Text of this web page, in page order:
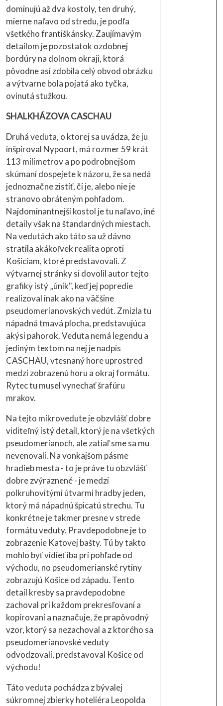
dominujú až dva kostoly, ten druhý,
mierne naľavo od stredu, je podľa
všetkého františkánsky. Zaujímavým
detailom je pozostatok ozdobnej
bordúry na dolnom okraji, ktorá
pôvodne asi zdobila celý obvod obrázku
a výtvarne bola pojatá ako tyčka,
ovinutá stužkou.
SHALKHÁZOVA CASCHAU
Druhá veduta, o ktorej sa uvádza, že ju
inšpiroval Nypoort, má rozmer 59 krát
113 milimetrov a po podrobnejšom
skúmaní dospejete k názoru, že sa nedá
jednoznačne zistiť, či je, alebo nie je
stranovo obráteným pohľadom.
Najdominantnejší kostol je tu naľavo, iné
detaily však na štandardných miestach.
Na vedutách ako táto sa už dávno
stratila akákoľvek realita oproti
Košiciam, ktoré predstavovali. Z
výtvarnej stránky si dovolil autor tejto
grafiky istý „únik", keď jej popredie
realizoval inak ako na väčšine
pseudomerianovských vedút. Zmizla tu
nápadná tmavá plocha, predstavujúca
akýsi pahorok. Veduta nemá legendu a
jediným textom na nej je nadpis
CASCHAU, vtesnaný hore uprostred
medzi zobrazenú horu a okraj formátu.
Rytec tu musel vynechať šrafúru
mrakov.
Na tejto mikrovedute je obzvlášť dobre
viditeľný istý detail, ktorý je na všetkých
pseudomerianoch, ale zatiaľ sme sa mu
nevenovali. Na vonkajšom pásme
hradieb mesta - to je práve tu obzvlášť
dobre zvýraznené - je medzi
polkruhovitými útvarmi hradby jeden,
ktorý má nápadnú špicatú strechu. Tu
konkrétne je takmer presne v strede
formátu veduty. Pravdepodobne je to
zobrazenie Katovej bašty. Tú by takto
mohlo byť vidieť iba pri pohľade od
východu, no pseudomerianské rytiny
zobrazujú Košice od západu. Tento
detail kresby sa pravdepodobne
zachoval pri každom prekresľovaní a
kopírovaní a naznačuje, že prapôvodný
vzor, ktorý sa nezachoval a z ktorého sa
pseudomerianovské veduty
odvodzovali, predstavoval Košice od
východu!
Táto veduta pochádza z bývalej
súkromnej zbierky hoteliéra Leopolda